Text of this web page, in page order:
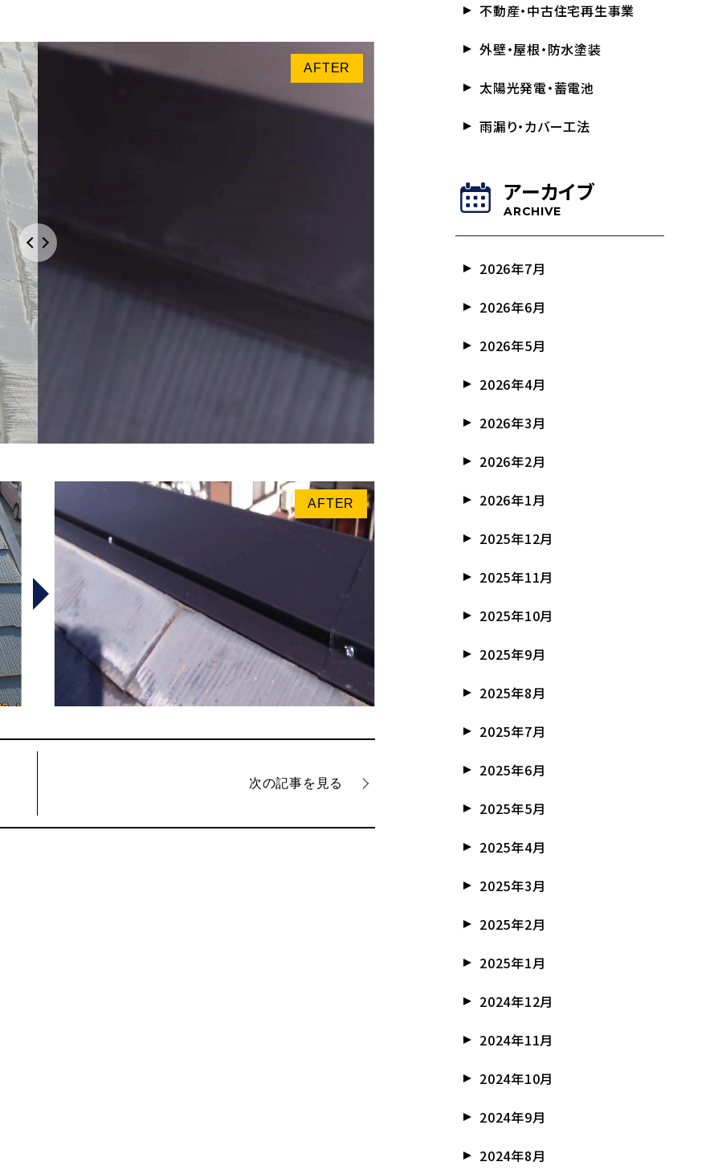
AFTER
次の記事を見る
不動産・中古住宅再生事業
外壁・屋根・防水塗装
太陽光発電・蓄電池
雨漏り・カバー工法
アーカイブ
ARCHIVE
2026年7月
2026年6月
2026年5月
2026年4月
2026年3月
2026年2月
2026年1月
2025年12月
2025年11月
2025年10月
2025年9月
2025年8月
2025年7月
2025年6月
2025年5月
2025年4月
2025年3月
2025年2月
2025年1月
2024年12月
2024年11月
2024年10月
2024年9月
2024年8月